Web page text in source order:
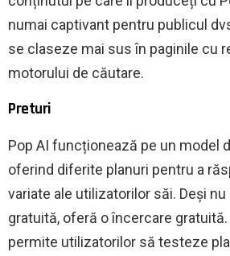
numai captivant pentru publicul
se claseze mai sus în paginile cu
motorului de căutare.
Preturi
Pop AI funcționează pe un model
oferind diferite planuri pentru a
variate ale utilizatorilor săi. Deși
gratuită, oferă o încercare
permite utilizatorilor să testeze